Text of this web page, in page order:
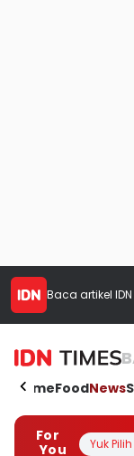
Baca artikel
HomeFoodNews
For
You
Yuk Pilih